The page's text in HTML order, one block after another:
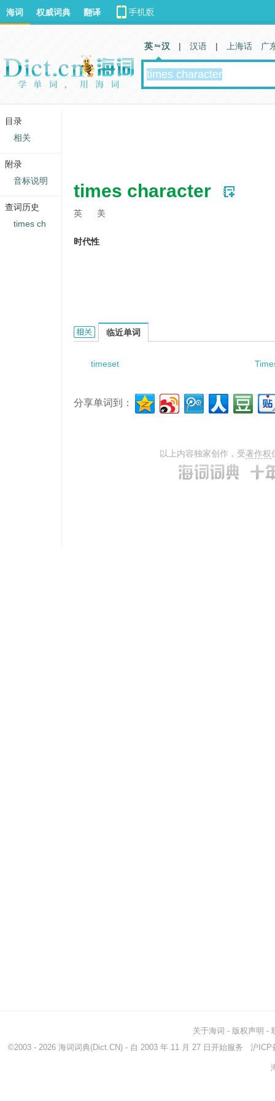
times character
英 美
时代性
times character的相关资料：
临近单词
timeset
分享单词到：
以上内容独家创作，受著作权
海词 权威词典 翻译
英 汉 | 汉语 | 上海话 广
关于海词 - 版权声明 -
©2003 - 2026 海词词典(Dict.CN) - 自 2003 年 11 月 27 日开始服务 沪ICP
目录
相关
附录
音标说明
查词历史
times ch